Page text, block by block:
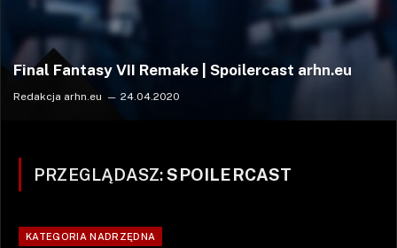
Final Fantasy VII Remake | Spoilercast arhn.eu
Redakcja arhn.eu 24.04.2020
PRZEGLĄDASZ:SPOILERCAST
KATEGORIA NADRZĘDNA